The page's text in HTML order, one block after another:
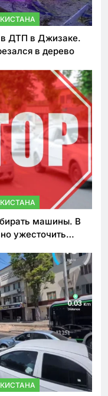
в ДТП в Джизаке.
в дерево
машины. В
ужесточить